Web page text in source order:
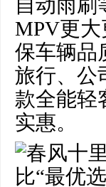
自动雨刷
MPV更
保车辆品
旅行、公
款全能轻
实惠。